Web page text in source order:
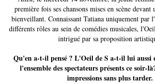
première fois ses chansons mises en scène
bienveillant. Connaissant Tatiana uniquement par
différents rôles au sein de comédies musicales,
intrigué par sa proposition
Qu'en a-t-il pensé ? L'Oeil de S a-t-il lui aussi
l'ensemble des spectateurs présents ce soir-
impressions sans plus tarder.